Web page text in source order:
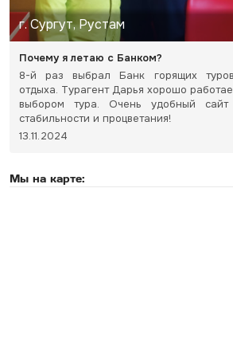
г. Сургут, Рустам
Почему я летаю с Банком?
8-й раз выбрал Банк горящих
отдыха. Турагент Дарья хорошо
выбором тура. Очень удобный
стабильности и процветания!
13.11.2024
Мы на карте: